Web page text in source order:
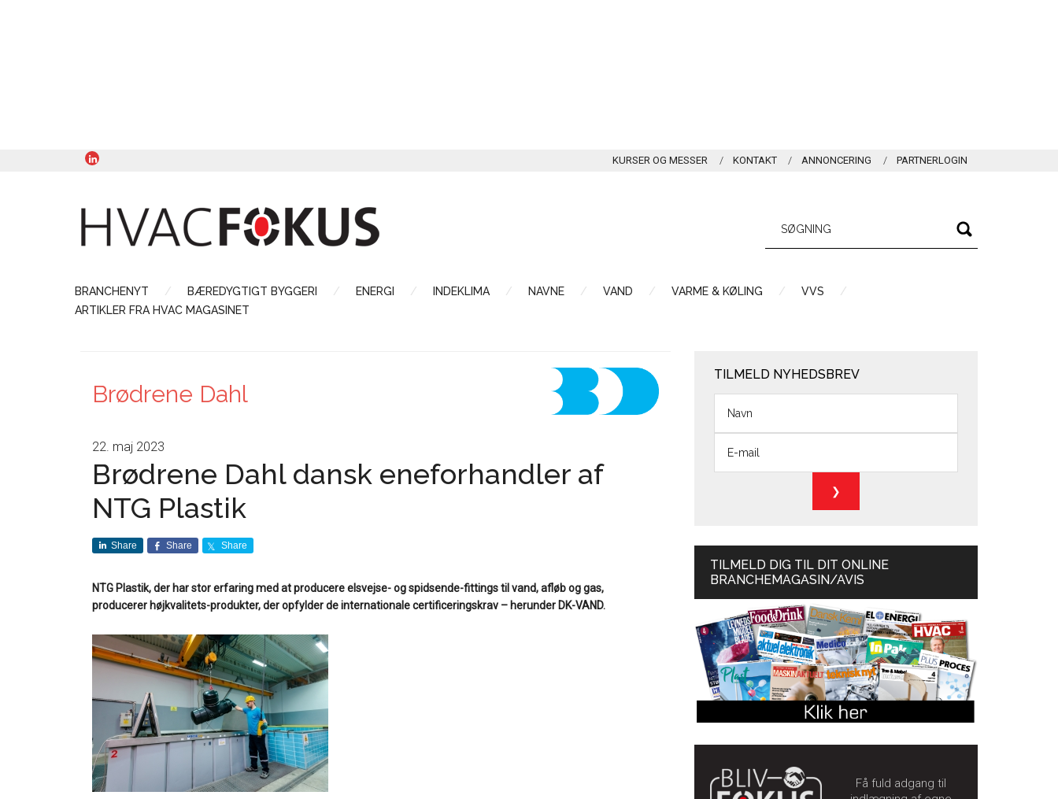
KURSER OG MESSER KONTAKT ANNONCERING PARTNERLOGIN
BRANCHENYT BÆREDYGTIGT BYGGERI ENERGI INDEKLIMA NAVNE VAND VARME & KØLING
VVS
ARTIKLER FRA HVAC MAGASINET
Brødrene Dahl
22. maj 2023
Brødrene Dahl dansk eneforhandler af
NTG Plastik
Share Share Share
NTG Plastik, der har stor erfaring med at producere elsvejse- og spidsende-fittings til vand, afløb og gas,
producerer højkvalitets-produkter, der opfylder de internationale certificeringskrav – herunder DK-VAND.
TILMELD NYHEDSBREV
TILMELD DIG TIL DIT ONLINE
BRANCHEMAGASIN/AVIS
Få fuld adgang til